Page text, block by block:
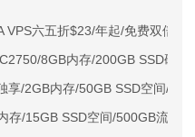
持主流AI访问
30元
VPS六五折$23/年起/免费双倍内
8GB内存/200GB SSD硬盘/
享/2GB内存/50GB SSD空间/不
存/15GB SSD空间/500GB流量/